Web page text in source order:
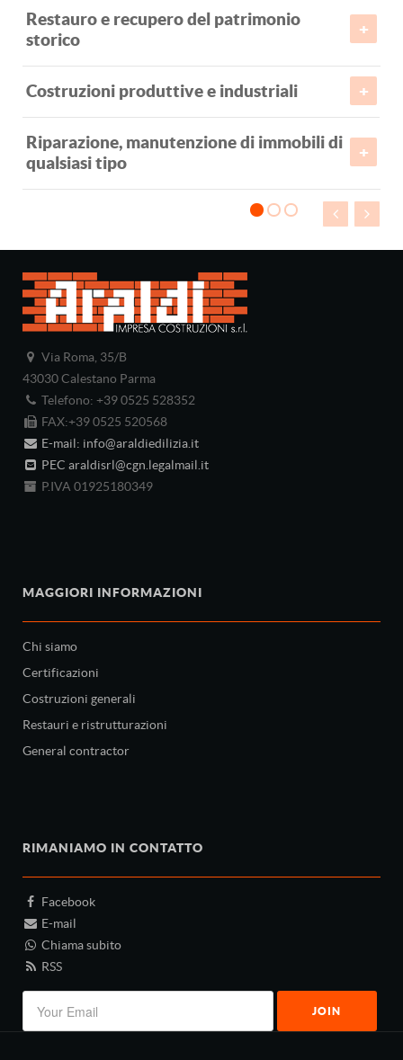
Restauro e recupero del patrimonio
storico
Costruzioni produttive e industriali
Riparazione, manutenzione di immobili di
qualsiasi tipo
Via Roma, 35/B
43030 Calestano Parma
Telefono: +39 0525 528352
FAX:+39 0525 520568
E-mail: info@araldiedilizia.it
PEC araldisrl@cgn.legalmail.it
P.IVA 01925180349
MAGGIORI INFORMAZIONI
Chi siamo
Certificazioni
Costruzioni generali
Restauri e ristrutturazioni
General contractor
RIMANIAMO IN CONTATTO
Facebook
E-mail
Chiama subito
RSS